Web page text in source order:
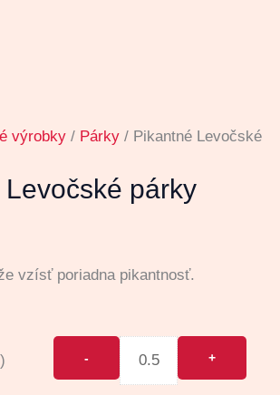
výrobky / Párky / Pikantné Levočské
párky
vzísť poriadna pikantnosť.